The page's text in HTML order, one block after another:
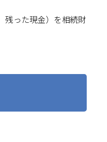
残った現金）を相続財